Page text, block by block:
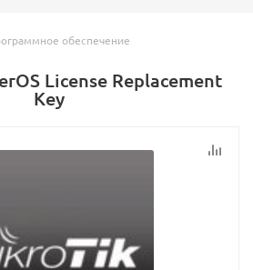
обеспечение
License Replacement
Key